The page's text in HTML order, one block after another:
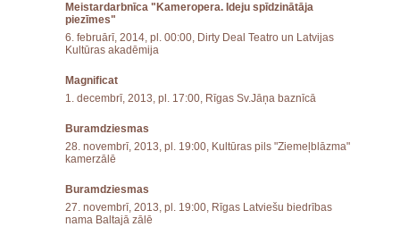
Meistardarbnīca "Kameropera. Ideju spīdzinātāja
piezīmes"
6. februārī, 2014, pl. 00:00, Dirty Deal Teatro un Latvijas
Kultūras akadēmija
Magnificat
1. decembrī, 2013, pl. 17:00, Rīgas Sv.Jāņa baznīcā
Buramdziesmas
28. novembrī, 2013, pl. 19:00, Kultūras pils "Ziemeļblāzma"
kamerzālē
Buramdziesmas
27. novembrī, 2013, pl. 19:00, Rīgas Latviešu biedrības
nama Baltajā zālē